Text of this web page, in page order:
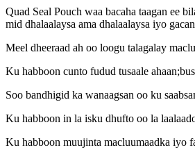
Quad Seal Pouch waa bacaha taagan ee
mid dhalaalaysa ama dhalaalaysa iyo
Meel dheeraad ah oo loogu talagalay
Ku habboon cunto fudud tusaale
Soo bandhigid ka wanaagsan oo ku
Ku habboon in la isku dhufto oo la
Ku habboon muujinta macluumaadka iyo